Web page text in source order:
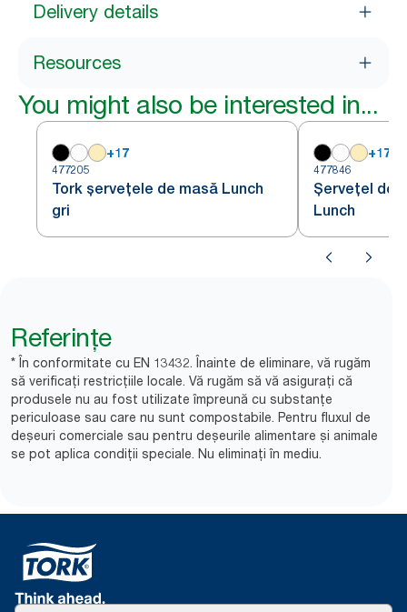
Delivery details
Resources
You might also be interested in...
+17
477205
Tork șervețele de masă Lunch
gri
+17
477846
Șervețel de
Lunch
Referințe
* În conformitate cu EN 13432. Înainte de eliminare, vă rugăm
să verificați restricțiile locale. Vă rugăm să vă asigurați că
produsele nu au fost utilizate împreună cu substanțe
periculoase sau care nu sunt compostabile. Pentru fluxul de
deșeuri comerciale sau pentru deșeurile alimentare și animale
se pot aplica condiții speciale. Nu eliminați în mediu.​